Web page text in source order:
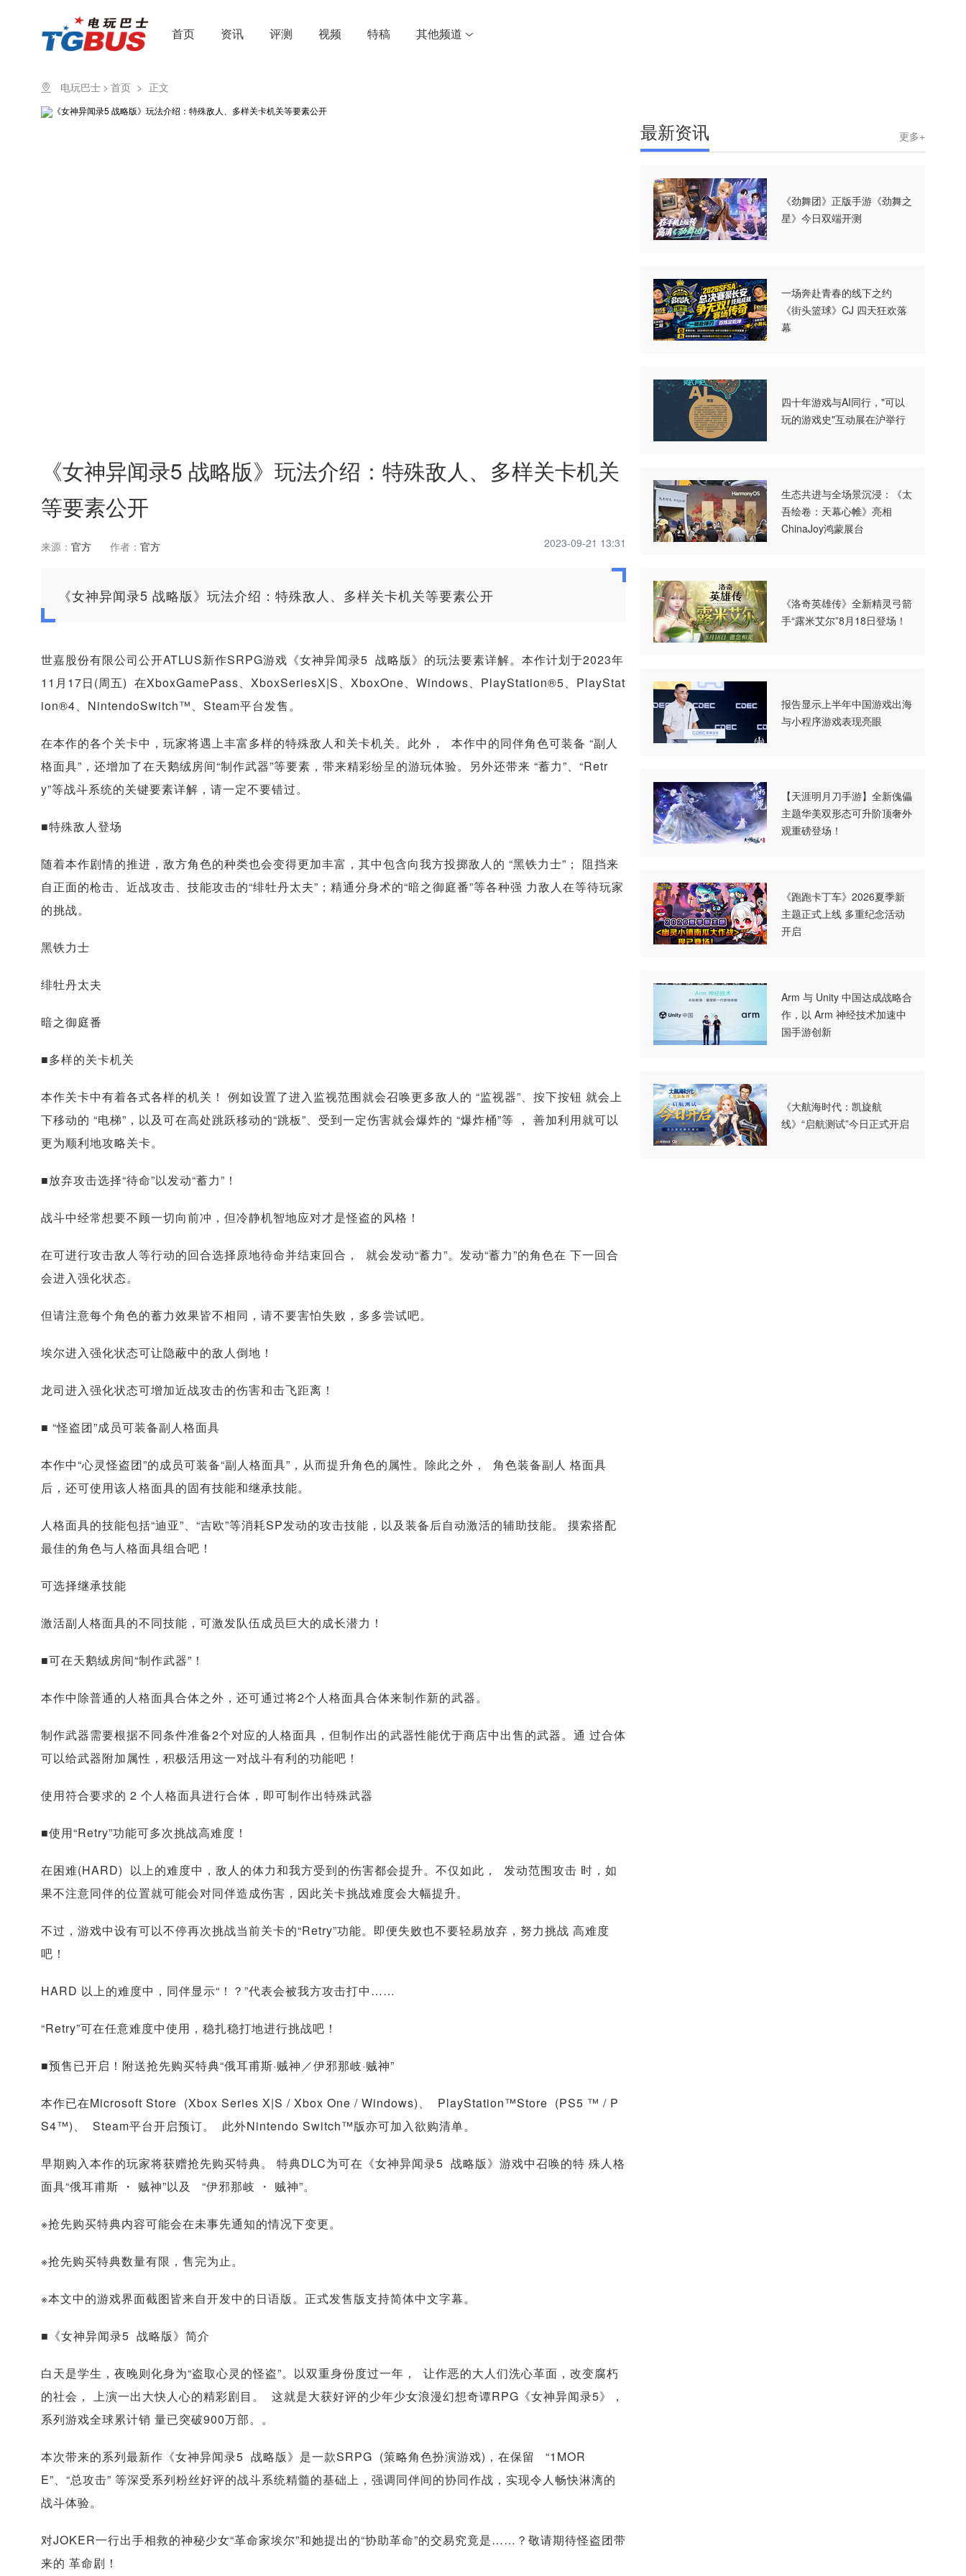
首页 资讯 评测 视频 特稿 其他频道
电玩巴士 > 首页 > 正文
《女神异闻录5 战略版》玩法介绍：特殊敌人、多样关卡机关
等要素公开
来源： 官方 作者： 官方 2023-09-21 13:31
《女神异闻录5 战略版》玩法介绍：特殊敌人、多样关卡机关等要素公开
世嘉股份有限公司公开ATLUS新作SRPG游戏《女神异闻录5 战略版》的玩法要素详解。本作计划于2023年
11月17日(周五) 在XboxGamePass、XboxSeriesX|S、XboxOne、Windows、PlayStation®5、PlayStat
ion®4、NintendoSwitch™、Steam平台发售。
在本作的各个关卡中，玩家将遇上丰富多样的特殊敌人和关卡机关。此外， 本作中的同伴角色可装备 “副人
格面具”，还增加了在天鹅绒房间“制作武器”等要素，带来精彩纷呈的游玩体验。另外还带来 “蓄力”、“Retr
y”等战斗系统的关键要素详解，请一定不要错过。
■特殊敌人登场
随着本作剧情的推进，敌方角色的种类也会变得更加丰富，其中包含向我方投掷敌人的 “黑铁力士”； 阻挡来
自正面的枪击、近战攻击、技能攻击的“绯牡丹太夫”；精通分身术的“暗之御庭番”等各种强 力敌人在等待玩家
的挑战。
黑铁力士
绯牡丹太夫
暗之御庭番
■多样的关卡机关
本作关卡中有着各式各样的机关！ 例如设置了进入监视范围就会召唤更多敌人的 “监视器”、按下按钮 就会上
下移动的 “电梯”，以及可在高处跳跃移动的“跳板”、受到一定伤害就会爆炸的 “爆炸桶”等 ， 善加利用就可以
更为顺利地攻略关卡。
■放弃攻击选择“待命”以发动“蓄力”！
战斗中经常想要不顾一切向前冲，但冷静机智地应对才是怪盗的风格！
在可进行攻击敌人等行动的回合选择原地待命并结束回合， 就会发动“蓄力”。发动“蓄力”的角色在 下一回合
会进入强化状态。
但请注意每个角色的蓄力效果皆不相同，请不要害怕失败，多多尝试吧。
埃尔进入强化状态可让隐蔽中的敌人倒地！
龙司进入强化状态可增加近战攻击的伤害和击飞距离！
■ “怪盗团”成员可装备副人格面具
本作中“心灵怪盗团”的成员可装备“副人格面具”，从而提升角色的属性。除此之外， 角色装备副人 格面具
后，还可使用该人格面具的固有技能和继承技能。
人格面具的技能包括“迪亚”、“吉欧”等消耗SP发动的攻击技能，以及装备后自动激活的辅助技能。 摸索搭配
最佳的角色与人格面具组合吧！
可选择继承技能
激活副人格面具的不同技能，可激发队伍成员巨大的成长潜力！
■可在天鹅绒房间“制作武器”！
本作中除普通的人格面具合体之外，还可通过将2个人格面具合体来制作新的武器。
制作武器需要根据不同条件准备2个对应的人格面具，但制作出的武器性能优于商店中出售的武器。通 过合体
可以给武器附加属性，积极活用这一对战斗有利的功能吧！
使用符合要求的 2 个人格面具进行合体，即可制作出特殊武器
■使用“Retry”功能可多次挑战高难度！
在困难(HARD) 以上的难度中，敌人的体力和我方受到的伤害都会提升。不仅如此， 发动范围攻击 时，如
果不注意同伴的位置就可能会对同伴造成伤害，因此关卡挑战难度会大幅提升。
不过，游戏中设有可以不停再次挑战当前关卡的“Retry”功能。即便失败也不要轻易放弃，努力挑战 高难度
吧！
HARD 以上的难度中，同伴显示“！？”代表会被我方攻击打中……
“Retry”可在任意难度中使用，稳扎稳打地进行挑战吧！
■预售已开启！附送抢先购买特典“俄耳甫斯·贼神／伊邪那岐·贼神”
本作已在Microsoft Store (Xbox Series X|S / Xbox One / Windows)、 PlayStation™Store (PS5 ™ / P
S4™)、 Steam平台开启预订。 此外Nintendo Switch™版亦可加入欲购清单。
早期购入本作的玩家将获赠抢先购买特典。 特典DLC为可在《女神异闻录5 战略版》游戏中召唤的特 殊人格
面具“俄耳甫斯 ・ 贼神”以及 “伊邪那岐 ・ 贼神”。
※抢先购买特典内容可能会在未事先通知的情况下变更。
※抢先购买特典数量有限，售完为止。
※本文中的游戏界面截图皆来自开发中的日语版。正式发售版支持简体中文字幕。
■《女神异闻录5 战略版》简介
白天是学生，夜晚则化身为“盗取心灵的怪盗”。以双重身份度过一年， 让作恶的大人们洗心革面，改变腐朽
的社会， 上演一出大快人心的精彩剧目。 这就是大获好评的少年少女浪漫幻想奇谭RPG《女神异闻录5》，
系列游戏全球累计销 量已突破900万部。。
本次带来的系列最新作《女神异闻录5 战略版》是一款SRPG (策略角色扮演游戏)，在保留 “1MOR
E”、“总攻击” 等深受系列粉丝好评的战斗系统精髓的基础上，强调同伴间的协同作战，实现令人畅快淋漓的
战斗体验。
对JOKER一行出手相救的神秘少女“革命家埃尔”和她提出的“协助革命”的交易究竟是……？敬请期待怪盗团带
来的 革命剧！
最新资讯 更多+
《劲舞团》正版手游《劲舞之
星》今日双端开测
一场奔赴青春的线下之约
《街头篮球》CJ 四天狂欢落
幕
四十年游戏与AI同行，"可以
玩的游戏史"互动展在沪举行
生态共进与全场景沉浸：《太
吾绘卷：天幕心帷》亮相
ChinaJoy鸿蒙展台
《洛奇英雄传》全新精灵弓箭
手“露米艾尔”8月18日登场！
报告显示上半年中国游戏出海
与小程序游戏表现亮眼
【天涯明月刀手游】全新傀儡
主题华美双形态可升阶顶奢外
观重磅登场！
《跑跑卡丁车》2026夏季新
主题正式上线 多重纪念活动
开启
Arm 与 Unity 中国达成战略合
作，以 Arm 神经技术加速中
国手游创新
《大航海时代：凯旋航
线》“启航测试”今日正式开启